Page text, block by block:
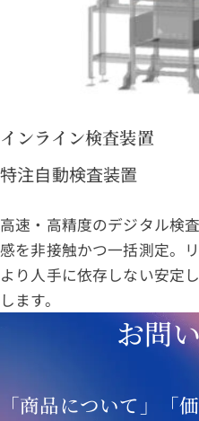
インライン検査装置
特注自動検査装置
高速・高精度のデジタル検
感を非接触かつ一括測定。
より人手に依存しない安定
します。
お問
「商品について」「